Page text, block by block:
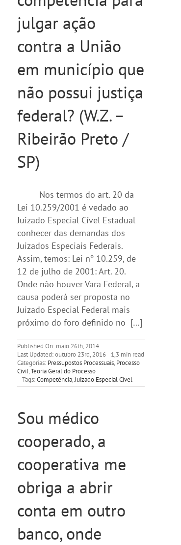
julgar ação
contra a União
em município que
não possui justiça
federal? (W.Z. –
Ribeirão Preto /
SP)
Nos termos do art. 20 da
Lei 10.259/2001 é vedado ao
Juizado Especial Cível Estadual
conhecer das demandas dos
Juizados Especiais Federais.
Assim, temos: Lei nº 10.259, de
12 de julho de 2001: Art. 20.
Onde não houver Vara Federal, a
causa poderá ser proposta no
Juizado Especial Federal mais
próximo do foro definido no […]
Published On: maio 26th, 2014
Last Updated: outubro 23rd, 2016
1,3 min read
Categorias: Pressupostos Processuais, Processo
Civil,Teoria Geral do Processo
Tags:Competência,Juizado Especial Cível
Sou médico
cooperado, a
cooperativa me
obriga a abrir
conta em outro
banco, onde